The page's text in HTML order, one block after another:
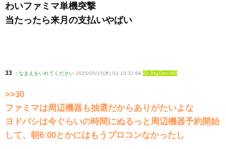
わいファミマ単機突撃
当たったら来月の支払いやばい
33 : なまえをいれてください 2025/05/15(木) 01:10:32.68 ID:JHgOm+r90
>>30
ファミマは周辺機器も抽選だからありがたいよな
ヨドバシは今ぐらいの時間にぬるっと周辺機器予約開始
して、朝6:00とかにはもうプロコンなかったし